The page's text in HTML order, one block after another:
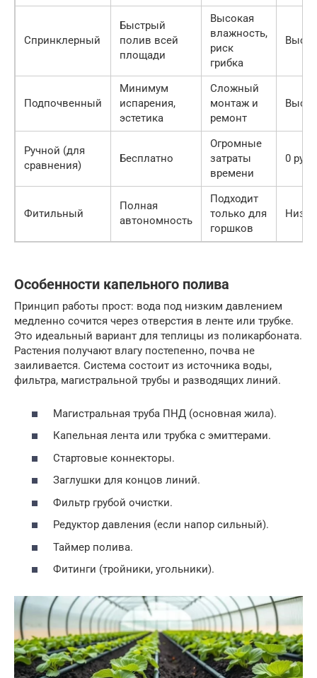
Спринклерный
Быстрый
полив всей
площади
Высокая
влажность,
риск
грибка
Подпочвенный
Минимум
испарения,
эстетика
Сложный
монтаж и
ремонт
Ручной (для
сравнения)
Бесплатно
Огромные
затраты
времени
0 руб.
Фитильный
Полная
автономность
Подходит
только для
горшков
Особенности капельного полива
Принцип работы прост: вода под низким давлением
медленно сочится через отверстия в ленте или трубке.
Это идеальный вариант для теплицы из поликарбоната.
Растения получают влагу постепенно, почва не
заиливается. Система состоит из источника воды,
фильтра, магистральной трубы и разводящих линий.
Магистральная труба ПНД (основная жила).
Капельная лента или трубка с эмиттерами.
Стартовые коннекторы.
Заглушки для концов линий.
Фильтр грубой очистки.
Редуктор давления (если напор сильный).
Таймер полива.
Фитинги (тройники, угольники).